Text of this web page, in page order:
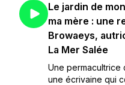
Le jardin de
ma mère : une
Browaeys,
La Mer Salée
Une permacultrice
une écrivaine qui